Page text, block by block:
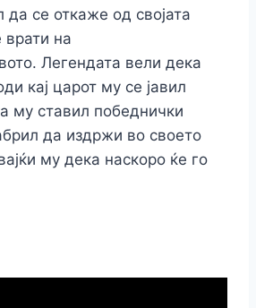
да се откаже од својата
на
Легендата вели дека
кај царот му се јавил
му ставил победнички
да издржи во своето
му дека наскоро ќе го